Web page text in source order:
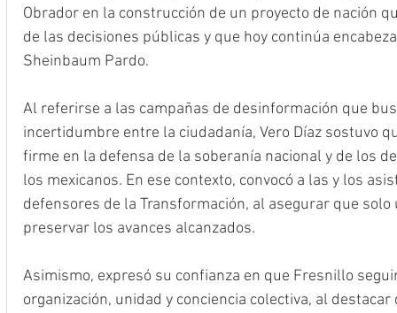
Obrador en la construcción de un proyecto de nación
de las decisiones públicas y que hoy continúa
Sheinbaum Pardo.
Al referirse a las campañas de desinformación que
incertidumbre entre la ciudadanía, Vero Díaz sostuvo
firme en la defensa de la soberanía nacional y de los
los mexicanos. En ese contexto, convocó a las y los
defensores de la Transformación, al asegurar que
preservar los avances alcanzados.
Asimismo, expresó su confianza en que Fresnillo
organización, unidad y conciencia colectiva, al